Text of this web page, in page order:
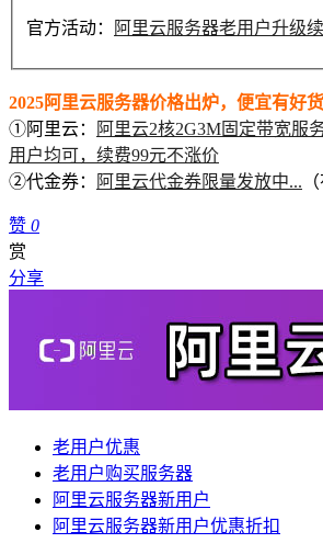
官方活动： 阿里云服务器老用户升级
2025阿里云服务器价格出炉，便宜有好货
①阿里云：
阿里云2核2G3M固定带宽服
用户均可，续费99元不涨价
②代金券：
阿里云代金券限量发放中...
赞 0
赏
分享
老用户优惠
老用户购买服务器
阿里云服务器新用户
阿里云服务器新用户优惠折扣